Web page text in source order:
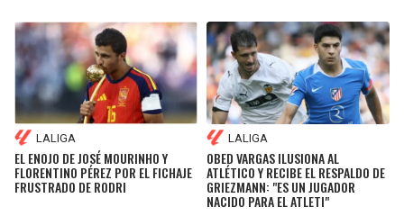
LALIGA
EL ENOJO DE JOSÉ MOURINHO Y
FLORENTINO PÉREZ POR EL FICHAJE
FRUSTRADO DE RODRI
LALIGA
OBED VARGAS ILUSIONA AL
ATLÉTICO Y RECIBE EL RESPALDO DE
GRIEZMANN: "ES UN JUGADOR
NACIDO PARA EL ATLETI"